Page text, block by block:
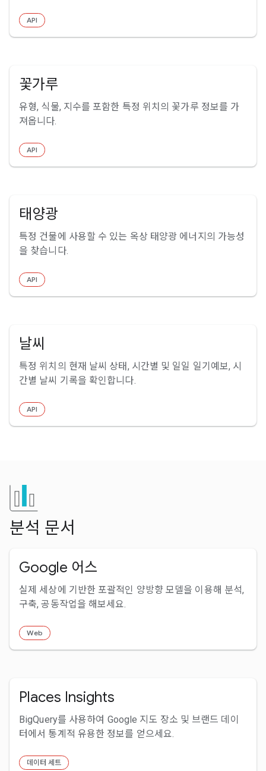
API
꽃가루
유형, 식물, 지수를 포함한 특정 위치의 꽃가루 정보를 가
져옵니다.
API
태양광
특정 건물에 사용할 수 있는 옥상 태양광 에너지의 가능성
을 찾습니다.
API
날씨
특정 위치의 현재 날씨 상태, 시간별 및 일일 일기예보, 시
간별 날씨 기록을 확인합니다.
API
분석 문서
Google 어스
실제 세상에 기반한 포괄적인 양방향 모델을 이용해 분석,
구축, 공동작업을 해보세요.
Web
Places Insights
BigQuery를 사용하여 Google 지도 장소 및 브랜드 데이
터에서 통계적 유용한 정보를 얻으세요.
데이터 세트